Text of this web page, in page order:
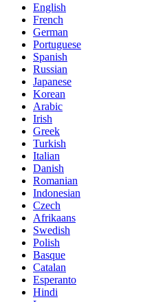
English
French
German
Portuguese
Spanish
Russian
Japanese
Korean
Arabic
Irish
Greek
Turkish
Italian
Danish
Romanian
Indonesian
Czech
Afrikaans
Swedish
Polish
Basque
Catalan
Esperanto
Hindi